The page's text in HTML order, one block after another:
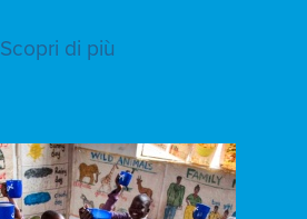
Scopri di più